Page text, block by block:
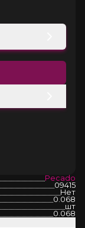
Pecado
09415
Нет
0.068
шт
0.068